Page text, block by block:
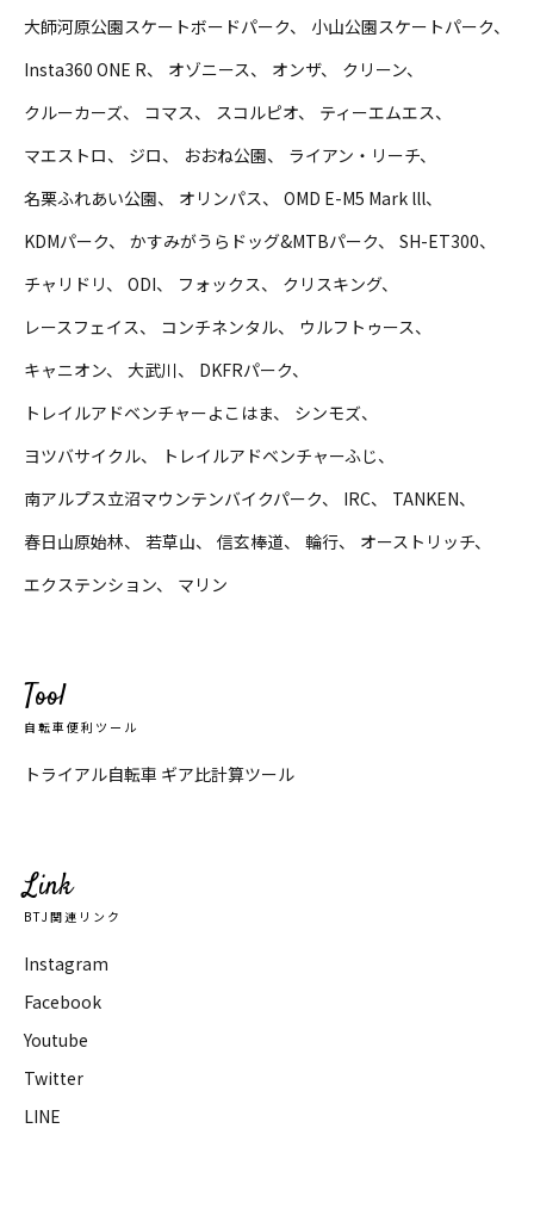
大師河原公園スケートボードパーク
小山公園スケートパーク
Insta360 ONE R
オゾニース オンザ
クリーン
クルーカーズ
コマス スコルピオ
ティーエムエス
マエストロ
ジロ おおね公園
ライアン・リーチ
名栗ふれあい公園
オリンパス
OMD E-M5 Mark lll
KDMパーク
かすみがうらドッグ&MTBパーク
SH-ET300
チャリドリ
ODI フォックス
クリスキング
レースフェイス
コンチネンタル
ウルフトゥース
キャニオン
大武川
DKFRパーク
トレイルアドベンチャーよこはま
シンモズ
ヨツバサイクル
トレイルアドベンチャーふじ
南アルプス立沼マウンテンバイクパーク
IRC
TANKEN
春日山原始林
若草山 信玄棒道 輪行
オーストリッチ
エクステンション
マリン
Tool
自転車便利ツール
トライアル自転車 ギア比計算ツール
Link
BTJ関連リンク
Instagram
Facebook
Youtube
Twitter
LINE